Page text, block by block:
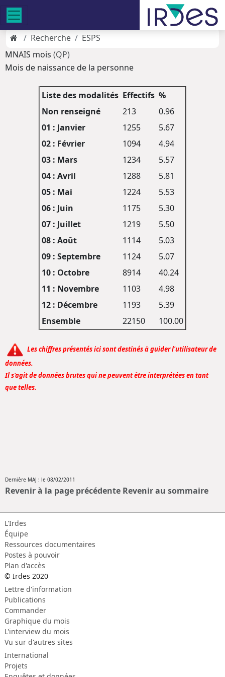
Recherche
ESPS
MNAIS mois (QP)
Mois de naissance de la personne
Liste des modalités Effectifs %
Non renseigné
213
0.96
01 : Janvier
1255
5.67
02 : Février
1094
4.94
03 : Mars
1234
5.57
04 : Avril
1288
5.81
05 : Mai
1224
5.53
06 : Juin
1175
5.30
07 : Juillet
1219
5.50
08 : Août
1114
5.03
09 : Septembre
1124
5.07
10 : Octobre
8914
40.24
11 : Novembre
1103
4.98
12 : Décembre
1193
5.39
Ensemble
22150 100.00
Les chiffres présentés ici sont destinés à guider l'utilisateur de
données.
Il s'agit de données brutes qui ne peuvent être interprétées en tant
que telles.
Dernière MAJ : le 08/02/2011
Revenir à la page précédente Revenir au sommaire
L'Irdes
Équipe
Ressources documentaires
Postes à pouvoir
Plan d'accès
© Irdes 2020
Lettre d'information
Publications
Commander
Graphique du mois
L'interview du mois
Vu sur d'autres sites
International
Projets